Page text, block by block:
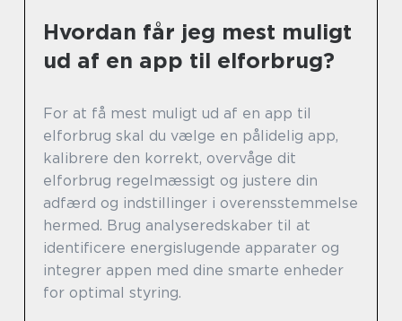
Hvordan får jeg mest muligt
ud af en app til elforbrug?
For at få mest muligt ud af en app til
elforbrug skal du vælge en pålidelig app,
kalibrere den korrekt, overvåge dit
elforbrug regelmæssigt og justere din
adfærd og indstillinger i overensstemmelse
hermed. Brug analyseredskaber til at
identificere energislugende apparater og
integrer appen med dine smarte enheder
for optimal styring.